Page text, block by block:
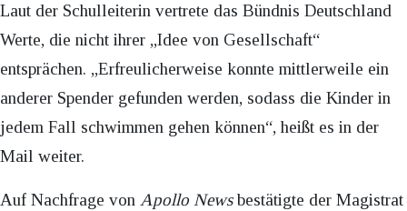
Laut der Schulleiterin vertrete das Bündnis Deutschland
Werte, die nicht ihrer „Idee von Gesellschaft“
entsprächen. „Erfreulicherweise konnte mittlerweile ein
anderer Spender gefunden werden, sodass die Kinder in
jedem Fall schwimmen gehen können“, heißt es in der
Mail weiter.
Auf Nachfrage von Apollo Newsbestätigte der Magistrat